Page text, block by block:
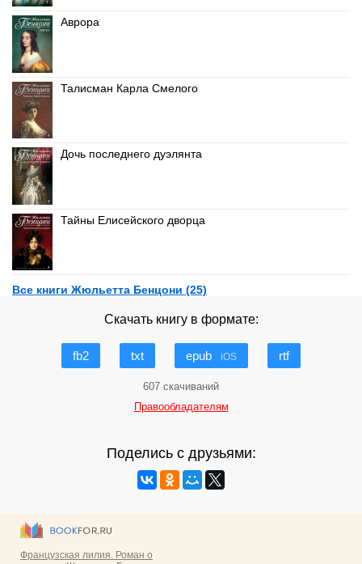
Аврора
Талисман Карла Смелого
Дочь последнего дуэлянта
Тайны Елисейского дворца
Все книги Жюльетта Бенцони (25)
Скачать книгу в формате:
fb2 txt epub iOS rtf
607 скачиваний
Правообладателям
Поделись с друзьями: